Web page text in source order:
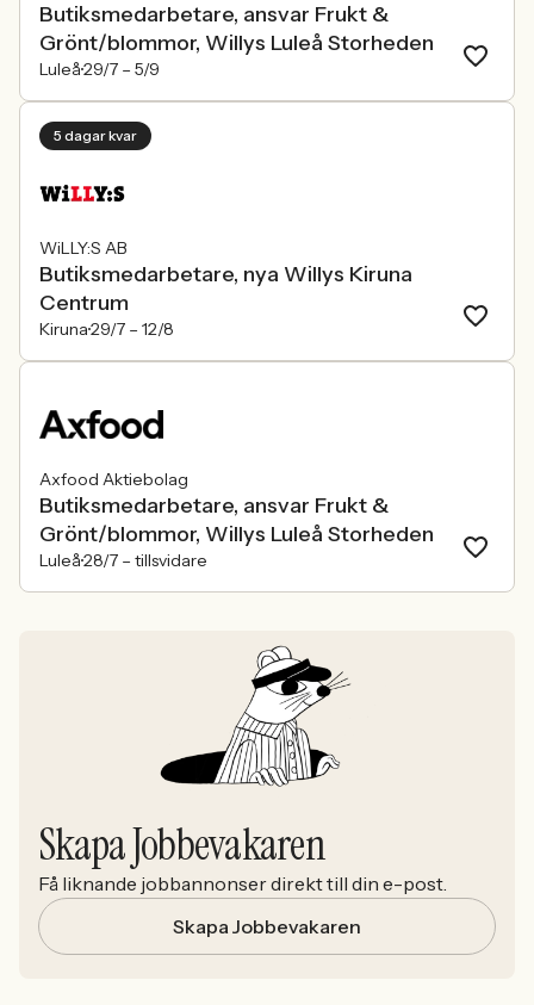
Butiksmedarbetare, ansvar Frukt &
Grönt/blommor, Willys Luleå Storheden
Luleå29/7 – 5/9
5 dagar kvar
WiLLY:S AB
Butiksmedarbetare, nya Willys Kiruna
Centrum
Kiruna29/7 – 12/8
Axfood Aktiebolag
Butiksmedarbetare, ansvar Frukt &
Grönt/blommor, Willys Luleå Storheden
Luleå28/7 – tillsvidare
Skapa Jobbevakaren
Få liknande jobbannonser direkt till din e-post.
Skapa Jobbevakaren